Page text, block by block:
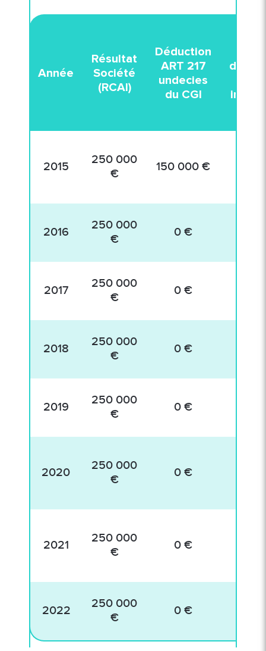
Année
Résultat
Société
(RCAI)
Déduction
ART 217
undecies
du CGI
2015
250 000
€
150 000 €
2016
250 000
€
0 €
2017
250 000
€
0 €
2018
250 000
€
0 €
2019
250 000
€
0 €
2020
250 000
€
0 €
2021
250 000
€
0 €
2022
250 000
€
0 €